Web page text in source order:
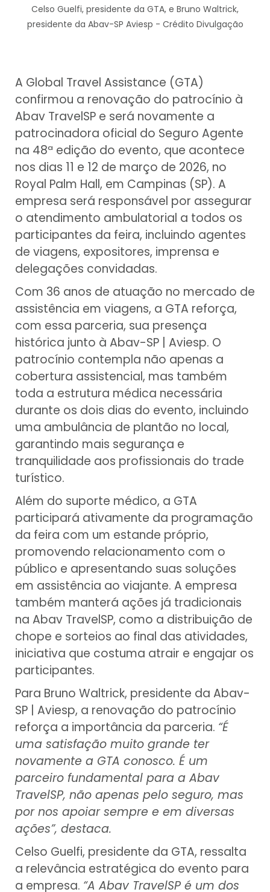
Celso Guelfi, presidente da GTA, e Bruno Waltrick,
presidente da Abav-SP Aviesp - Crédito Divulgação
A Global Travel Assistance (GTA)
confirmou a renovação do patrocínio à
Abav TravelSP e será novamente a
patrocinadora oficial do Seguro Agente
na 48ª edição do evento, que acontece
nos dias 11 e 12 de março de 2026, no
Royal Palm Hall, em Campinas (SP). A
empresa será responsável por assegurar
o atendimento ambulatorial a todos os
participantes da feira, incluindo agentes
de viagens, expositores, imprensa e
delegações convidadas.
Com 36 anos de atuação no mercado de
assistência em viagens, a GTA reforça,
com essa parceria, sua presença
histórica junto à Abav-SP | Aviesp. O
patrocínio contempla não apenas a
cobertura assistencial, mas também
toda a estrutura médica necessária
durante os dois dias do evento, incluindo
uma ambulância de plantão no local,
garantindo mais segurança e
tranquilidade aos profissionais do trade
turístico.
Além do suporte médico, a GTA
participará ativamente da programação
da feira com um estande próprio,
promovendo relacionamento com o
público e apresentando suas soluções
em assistência ao viajante. A empresa
também manterá ações já tradicionais
na Abav TravelSP, como a distribuição de
chope e sorteios ao final das atividades,
iniciativa que costuma atrair e engajar os
participantes.
Para Bruno Waltrick, presidente da Abav-
SP | Aviesp, a renovação do patrocínio
reforça a importância da parceria. “É
uma satisfação muito grande ter
novamente a GTA conosco. É um
parceiro fundamental para a Abav
TravelSP, não apenas pelo seguro, mas
por nos apoiar sempre e em diversas
ações”, destaca.
Celso Guelfi, presidente da GTA, ressalta
a relevância estratégica do evento para
a empresa. “A Abav TravelSP é um dos